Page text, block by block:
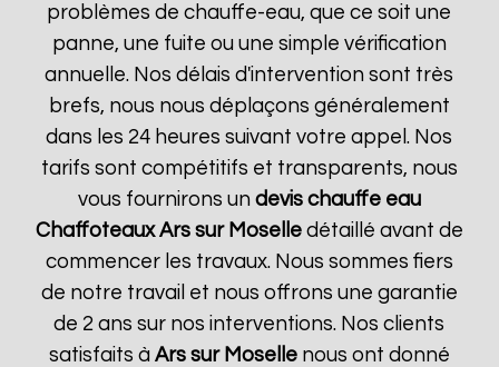
problèmes de chauffe-eau, que ce soit une
panne, une fuite ou une simple vérification
annuelle. Nos délais d'intervention sont très
brefs, nous nous déplaçons généralement
dans les 24 heures suivant votre appel. Nos
tarifs sont compétitifs et transparents, nous
vous fournirons un devis chauffe eau
Chaffoteaux Ars sur Moselledétaillé avant de
commencer les travaux. Nous sommes fiers
de notre travail et nous offrons une garantie
de 2 ans sur nos interventions. Nos clients
satisfaits à Ars sur Mosellenous ont donné